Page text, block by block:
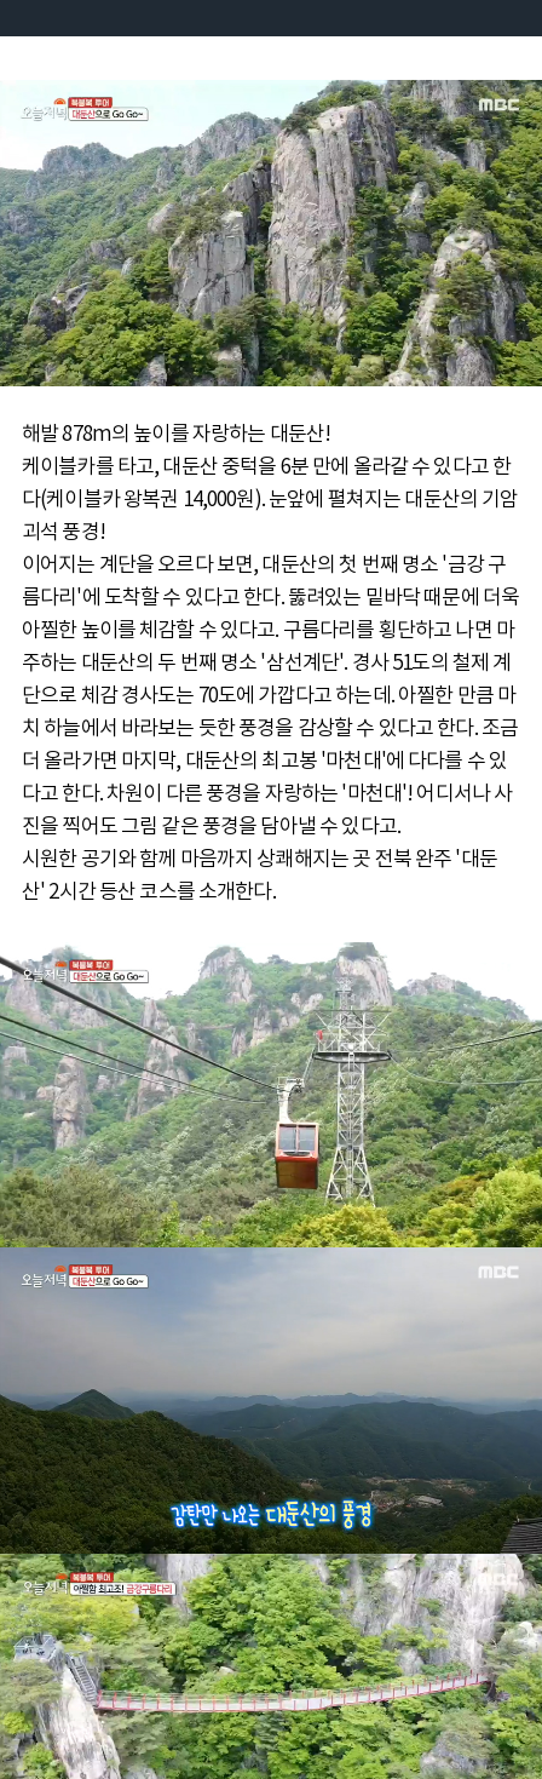
해발 878m의 높이를 자랑하는 대둔산!
케이블카를 타고, 대둔산 중턱을 6분 만에 올라갈 수 있다고 한
다(케이블카 왕복권 14,000원). 눈앞에 펼쳐지는 대둔산의 기암
괴석 풍경!
이어지는 계단을 오르다 보면, 대둔산의 첫 번째 명소 '금강 구
름다리'에 도착할 수 있다고 한다. 뚫려있는 밑바닥 때문에 더욱
아찔한 높이를 체감할 수 있다고. 구름다리를 횡단하고 나면 마
주하는 대둔산의 두 번째 명소 '삼선계단'. 경사 51도의 철제 계
단으로 체감 경사도는 70도에 가깝다고 하는데. 아찔한 만큼 마
치 하늘에서 바라보는 듯한 풍경을 감상할 수 있다고 한다. 조금
더 올라가면 마지막, 대둔산의 최고봉 '마천대'에 다다를 수 있
다고 한다. 차원이 다른 풍경을 자랑하는 '마천대'! 어디서나 사
진을 찍어도 그림 같은 풍경을 담아낼 수 있다고.
시원한 공기와 함께 마음까지 상쾌해지는 곳 전북 완주 '대둔
산' 2시간 등산 코스를 소개한다.